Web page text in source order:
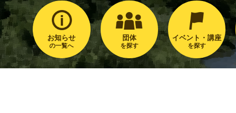
お知らせ
の一覧へ
団体
を探す
イベント・講座
を探す